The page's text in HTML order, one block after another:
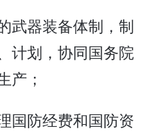
武器装备体制，制
计划，协同国务院
产；
国防经费和国防资